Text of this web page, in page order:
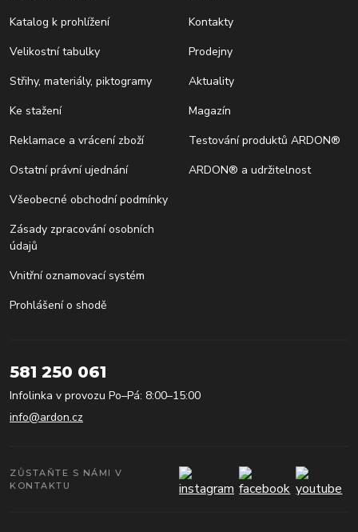
Katalog k prohlížení
Velikostní tabulky
Střihy, materiály, piktogramy
Ke stažení
Reklamace a vrácení zboží
Ostatní právní ujednání
Všeobecné obchodní podmínky
Zásady zpracování osobních
údajů
Vnitřní oznamovací systém
Prohlášení o shodě
Kontakty
Prodejny
Aktuality
Magazín
Testování produktů ARDON®
ARDON® a udržitelnost
581 250 061
Infolinka v provozu Po–Pá: 8:00–15:00
info@ardon.cz
ZŮSTAŇTE S NÁMI V
KONTAKTU